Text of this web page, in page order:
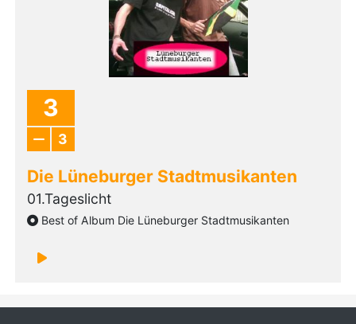
3
3
Die Lüneburger Stadtmusikanten
01.Tageslicht
Best of Album Die Lüneburger Stadtmusikanten